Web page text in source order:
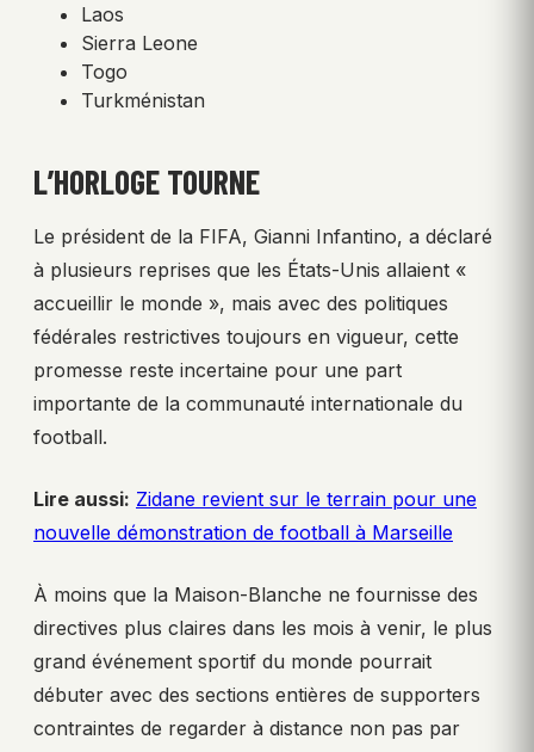
Laos
Sierra Leone
Togo
Turkménistan
L’HORLOGE TOURNE
Le président de la FIFA, Gianni Infantino, a déclaré
à plusieurs reprises que les États-Unis allaient «
accueillir le monde », mais avec des politiques
fédérales restrictives toujours en vigueur, cette
promesse reste incertaine pour une part
importante de la communauté internationale du
football.
Lire aussi: Zidane revient sur le terrain pour une
nouvelle démonstration de football à Marseille
À moins que la Maison-Blanche ne fournisse des
directives plus claires dans les mois à venir, le plus
grand événement sportif du monde pourrait
débuter avec des sections entières de supporters
contraintes de regarder à distance non pas par